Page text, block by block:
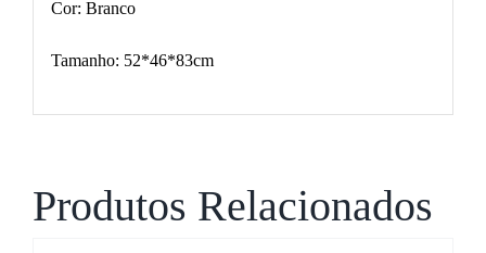
Cor: Branco
Tamanho: 52*46*83cm
Produtos Relacionados